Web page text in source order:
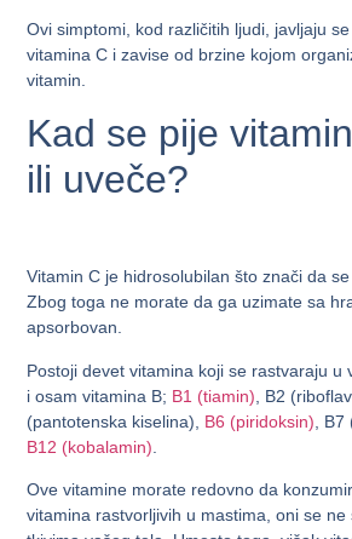
Ovi simptomi, kod različitih ljudi, javljaju
vitamina C i zavise od brzine kojom
vitamin.
Kad se pije
ili uveče?
Vitamin C je hidrosolubilan što znači da
Zbog toga ne morate da ga uzimate sa
apsorbovan.
Postoji devet vitamina koji se rastvaraju u
i osam vitamina B; B1 (tiamin) , B2
(pantotenska kiselina), B6 (piridoksin) ,
B12 (kobalamin)
Ove vitamine morate redovno da
vitamina rastvorljivih u mastima, oni se ne